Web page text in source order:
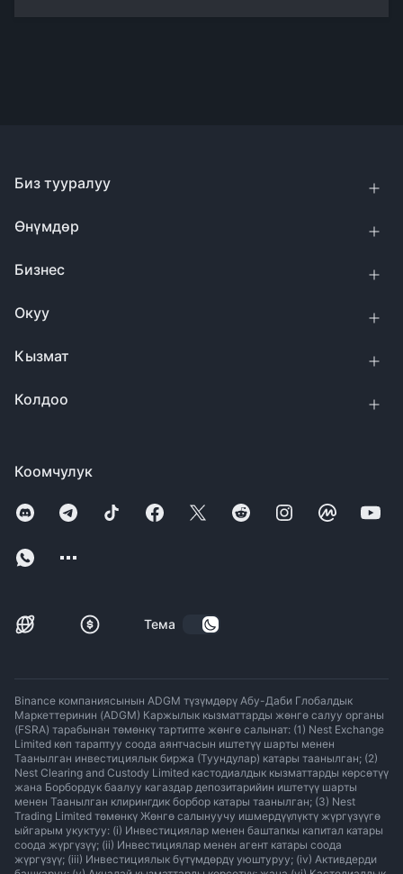
Коомчулук
Тема
Биз тууралуу
Өнүмдөр
Бизнес
Окуу
Кызмат
Колдоо
Binance компаниясынын ADGM түзүмдөрү Абу-Даби Глобалдык
Маркеттеринин (ADGM) Каржылык кызматтарды жөнгө салуу органы
(FSRA) тарабынан төмөнкү тартипте жөнгө салынат: (1) Nest Exchange
Limited көп тараптуу соода аянтчасын иштетүү шарты менен
Таанылган инвестициялык биржа (Туундулар) катары таанылган; (2)
Nest Clearing and Custody Limited кастодиалдык кызматтарды көрсөтүү
жана Борбордук баалуу кагаздар депозитарийин иштетүү шарты
менен Таанылган клирингдик борбор катары таанылган; (3) Nest
Trading Limited төмөнкү Жөнгө салынуучу ишмердүүлүктү жүргүзүүгө
ыйгарым укуктуу: (i) Инвестициялар менен баштапкы капитал катары
соода жүргүзүү; (ii) Инвестициялар менен агент катары соода
жүргүзүү; (iii) Инвестициялык бүтүмдөрдү уюштуруу; (iv) Активдерди